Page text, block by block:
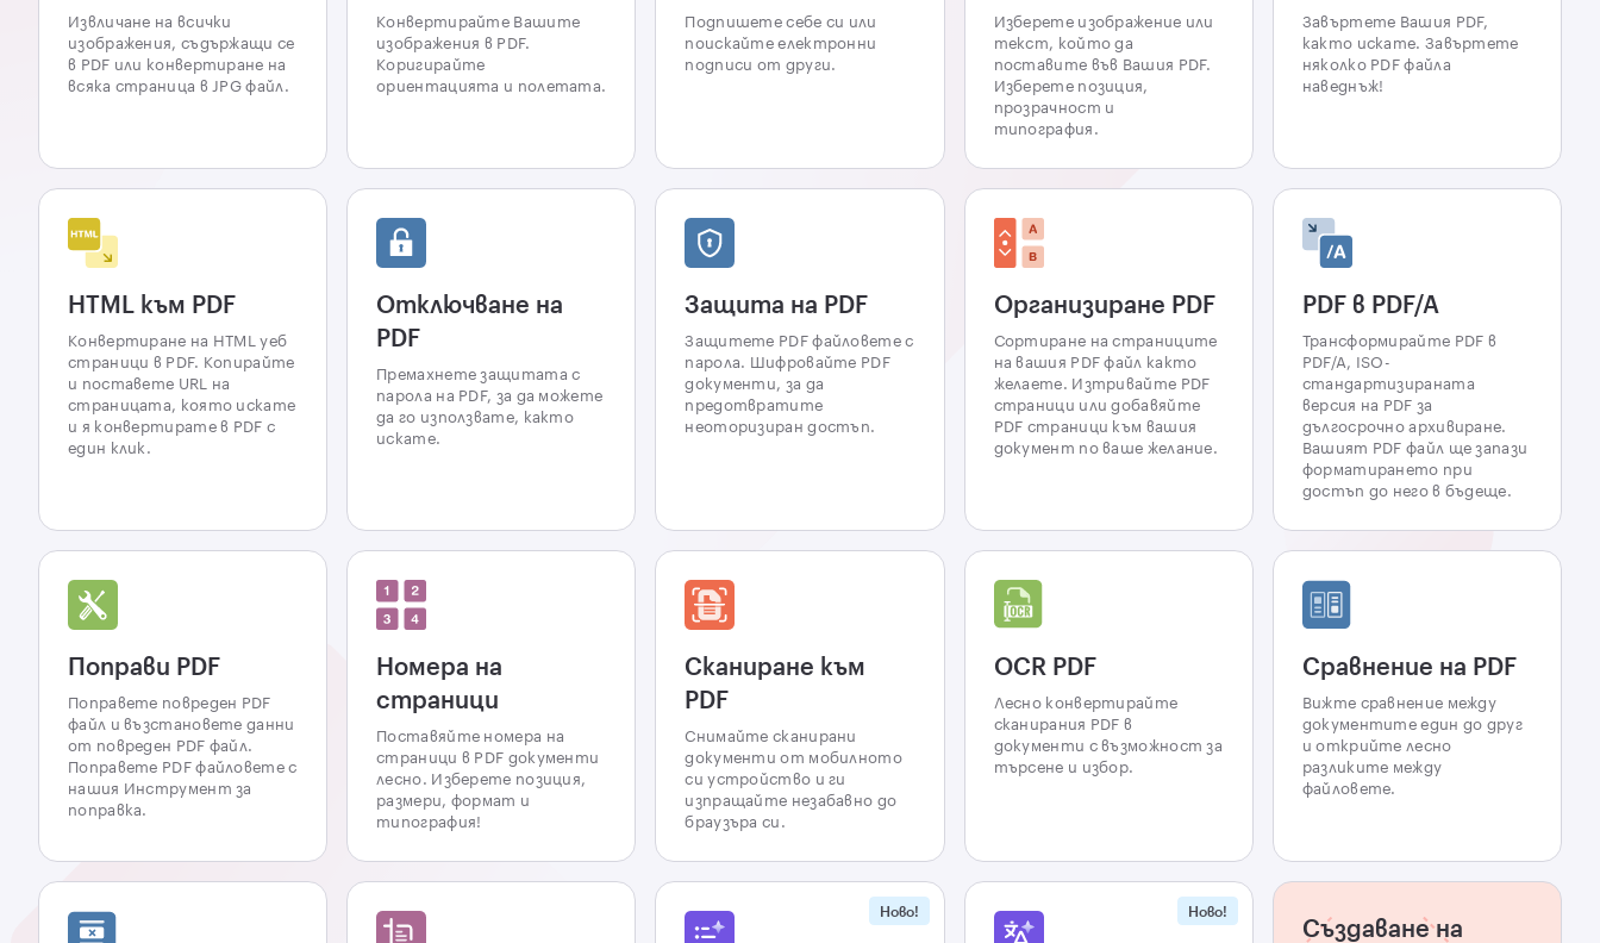
Извличане на всички
изображения, съдържащи се
в PDF или конвертиране на
всяка страница в JPG файл.
Конвертирайте Вашите
изображения в PDF.
Коригирайте
ориентацията и полетата.
Подпишете себе си или
поискайте електронни
подписи от други.
Изберете изображение или
текст, който да
поставите във Вашия PDF.
Изберете позиция,
прозрачност и
типография.
Завъртете Вашия PDF,
както искате. Завъртете
няколко PDF файла
наведнъж!
HTML към PDF
Конвертиране на HTML уеб
страници в PDF. Копирайте
и поставете URL на
страницата, която искате
и я конвертирате в PDF с
един клик.
Отключване на
PDF
Премахнете защитата с
парола на PDF, за да можете
да го използвате, както
искате.
Защита на PDF
Защитете PDF файловете с
парола. Шифровайте PDF
документи, за да
предотвратите
неоторизиран достъп.
Организиране PDF
Сортиране на страниците
на вашия PDF файл както
желаете. Изтривайте PDF
страници или добавяйте
PDF страници към вашия
документ по ваше желание.
PDF в PDF/A
Трансформирайте PDF в
PDF/A, ISO-
стандартизираната
версия на PDF за
дългосрочно архивиране.
Вашият PDF файл ще запази
форматирането при
достъп до него в бъдеще.
Поправи PDF
Поправете повреден PDF
файл и възстановете данни
от повреден PDF файл.
Поправете PDF файловете с
нашия Инструмент за
поправка.
Номера на
страници
Поставяйте номера на
страници в PDF документи
лесно. Изберете позиция,
размери, формат и
типография!
Сканиране към
PDF
Снимайте сканирани
документи от мобилното
си устройство и ги
изпращайте незабавно до
браузъра си.
OCR PDF
Лесно конвертирайте
сканирания PDF в
документи с възможност за
търсене и избор.
Сравнение на PDF
Вижте сравнение между
документите един до друг
и открийте лесно
разликите между
файловете.
Ново! Ново!
Създаване на